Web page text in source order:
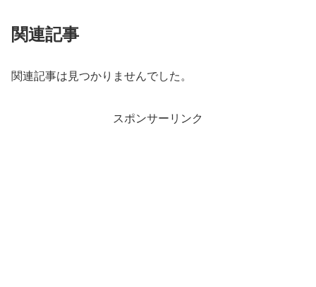
関連記事
関連記事は見つかりませんでした。
スポンサーリンク